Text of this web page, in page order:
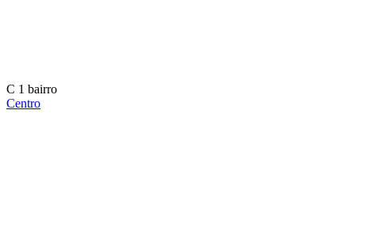
C 1 bairro
Centro